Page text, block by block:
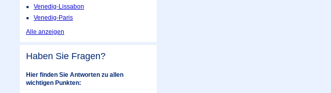
Venedig-Lissabon
Venedig-Paris
Alle anzeigen
Haben Sie Fragen?
Hier finden Sie Antworten zu allen
wichtigen Punkten: